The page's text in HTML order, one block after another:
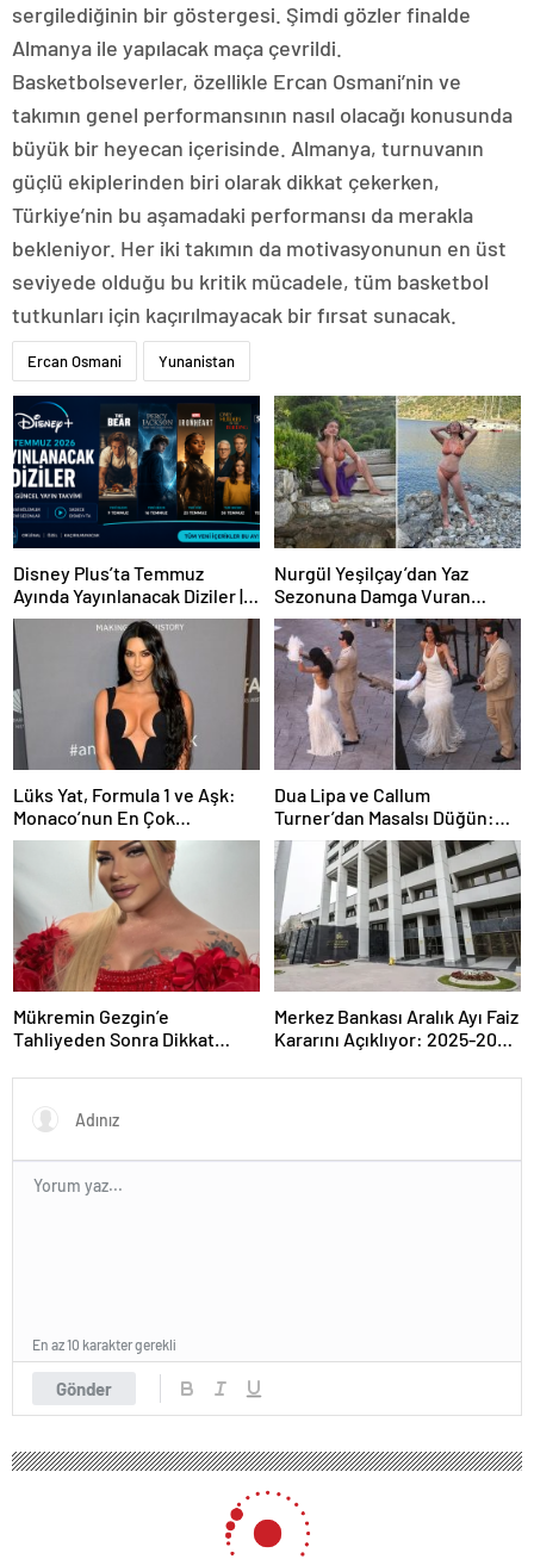
sergilediğinin bir göstergesi. Şimdi gözler finalde
Almanya ile yapılacak maça çevrildi.
Basketbolseverler, özellikle Ercan Osmani’nin ve
takımın genel performansının nasıl olacağı konusunda
büyük bir heyecan içerisinde. Almanya, turnuvanın
güçlü ekiplerinden biri olarak dikkat çekerken,
Türkiye’nin bu aşamadaki performansı da merakla
bekleniyor. Her iki takımın da motivasyonunun en üst
seviyede olduğu bu kritik mücadele, tüm basketbol
tutkunları için kaçırılmayacak bir fırsat sunacak.
Ercan Osmani Yunanistan
Disney Plus’ta Temmuz
Ayında Yayınlanacak Diziler |
2026 Güncel Yayın Takvimi
Nurgül Yeşilçay’dan Yaz
Sezonuna Damga Vuran
Paylaşım
Lüks Yat, Formula 1 ve Aşk:
Monaco’nun En Çok
Konuşulan Çifti
Dua Lipa ve Callum
Turner’dan Masalsı Düğün:
Maliyeti Dudak Uçuklattı
Mükremin Gezgin’e
Tahliyeden Sonra Dikkat
Merkez Bankası Aralık Ayı Faiz
Kararını Açıklıyor: 2025-2026
Gönder
En az 10 karakter gerekli